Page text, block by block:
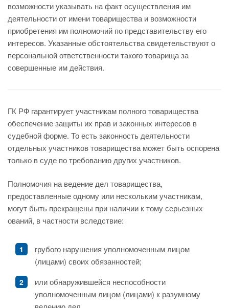
возможности указывать на факт осуществления им
деятельности от имени товарищества и возможности
приобретения им полномочий по представительству его
интересов. Указанные обстоятельства свидетельствуют о
персональной ответственности такого товарища за
совершенные им действия.
ГК РФ гарантирует участникам полного товарищества
обеспечение защиты их прав и законных интересов в
судебной форме. То есть законность деятельности
отдельных участников товарищества может быть оспорена
только в суде по требованию других участников.
Полномочия на ведение дел товарищества,
предоставленные одному или нескольким участникам,
могут быть прекращены при наличии к тому серьезных
ований, в частности вследствие:
грубого нарушения уполномоченным лицом
(лицами) своих обязанностей;
или обнаружившейся неспособности
уполномоченным лицом (лицами) к разумному